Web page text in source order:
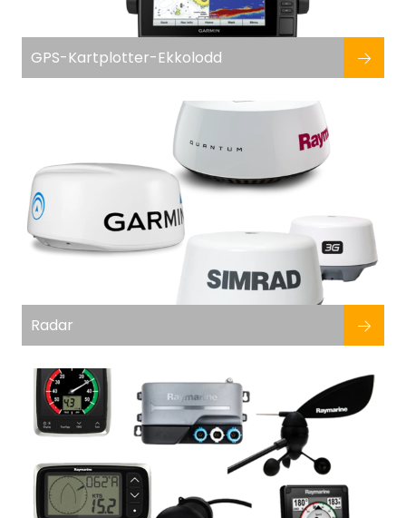
GPS-Kartplotter-Ekkolodd
Radar
Fritid/Sikkerhet
Seil
Nyheter